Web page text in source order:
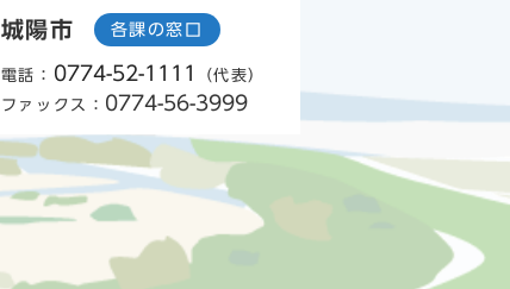
城陽市 各課の窓口
電話： 0774-52-1111
（代表）
ファックス： 0774-56-3999